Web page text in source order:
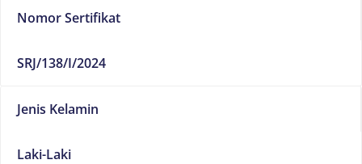
Nomor Sertifikat
SRJ/138/I/2024
Jenis Kelamin
Laki-Laki